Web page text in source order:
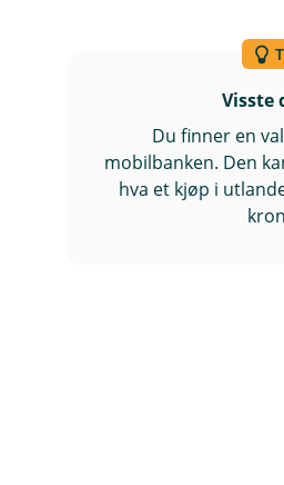
Visste
Du finner en
mobilbanken. Den
hva et kjøp i